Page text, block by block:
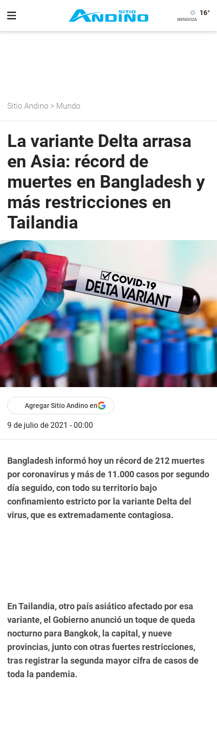
16°
Sitio Andino > Mundo
La variante Delta arrasa
en Asia: récord de
muertes en Bangladesh y
más restricciones en
Tailandia
Agregar Sitio Andino en
9 de julio de 2021 - 00:00
Bangladesh informó hoy un récord de 212 muertes
por coronavirus y más de 11.000 casos por segundo
día seguido, con todo su territorio bajo
confinamiento estricto por la variante Delta del
virus, que es extremadamente contagiosa.
En Tailandia, otro país asiático afectado por esa
variante, el Gobierno anunció un toque de queda
nocturno para Bangkok, la capital, y nueve
provincias, junto con otras fuertes restricciones,
tras registrar la segunda mayor cifra de casos de
toda la pandemia.